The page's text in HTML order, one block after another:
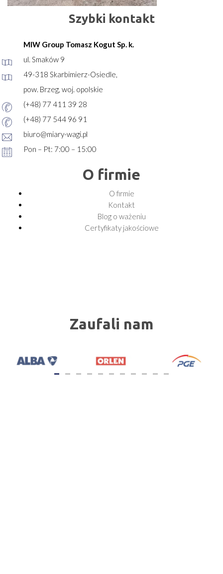
Szybki kontakt
MIW Group Tomasz Kogut Sp. k.
ul. Smaków 9
49-318 Skarbimierz-Osiedle,
pow. Brzeg, woj. opolskie
(+48) 77 411 39 28
(+48) 77 544 96 91
biuro@miary-wagi.pl
Pon – Pt: 7:00 – 15:00
O firmie
O firmie
Kontakt
Blog o ważeniu
Certyfikaty jakościowe
Zaufali nam